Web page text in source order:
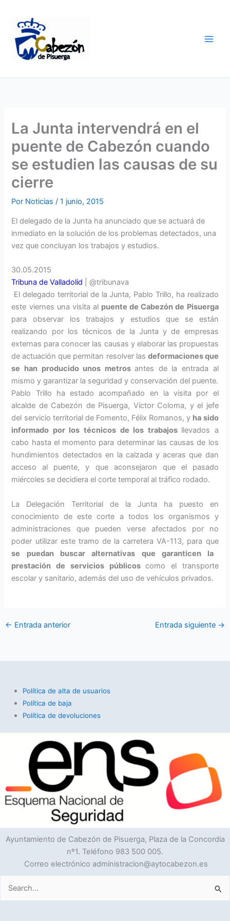
contenido
La Junta intervendrá en el
puente de Cabezón cuando
se estudien las causas de su
cierre
Por Noticias/1 junio, 2015
El delegado de la Junta ha anunciado que se actuará de
inmediato en la solución de los problemas detectados, una
vez que concluyan los trabajos y estudios.
30.05.2015
Tribuna de Valladolid
| @tribunava
El delegado territorial de la Junta, Pablo Trillo, ha realizado
este viernes una visita al puente de Cabezón de Pisuerga
para observar los trabajos y estudios que se están
realizando por los técnicos de la Junta y de empresas
externas para conocer las causas y elaborar las propuestas
de actuación que permitan resolver las deformaciones que
se han producido unos metrosantes de la entrada al
mismo y garantizar la seguridad y conservación del puente.
Pablo Trillo ha estado acompañado en la visita por el
alcalde de Cabezón de Pisuerga, Víctor Coloma, y el jefe
del servicio territorial de Fomento, Félix Romanos, y ha sido
informado por los técnicos de los trabajos llevados a
cabo hasta el momento para determinar las causas de los
hundimientos detectados en la calzada y aceras que dan
acceso al puente, y que aconsejaron que el pasado
miércoles se decidiera el corte temporal al tráfico rodado.
La Delegación Territorial de la Junta ha puesto en
conocimiento de este corte a todos los organismos y
administraciones que pueden verse afectados por no
poder utilizar este tramo de la carretera VA-113, para que
se puedan buscar alternativas que garanticen la
prestación de servicios públicoscomo el transporte
escolar y sanitario, además del uso de vehículos privados.
← Entrada anterior Entrada siguiente →
Política de alta de usuarios
Política de baja
Política de devoluciones
Ayuntamiento de Cabezón de Pisuerga, Plaza de la Concordia
nº1. Teléfono 983 500 005.
Correo electrónico administracion@aytocabezon.es
Buscar
por: